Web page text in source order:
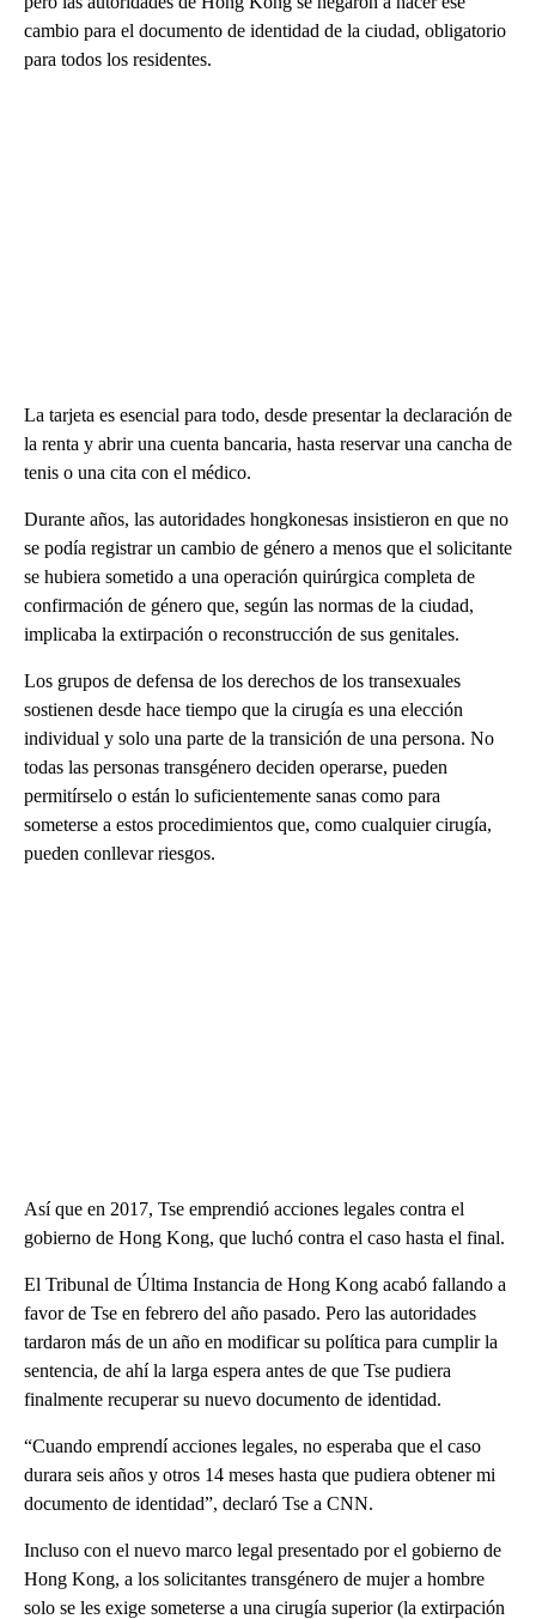
cambio para el documento de identidad de la ciudad, obligatorio
para todos los residentes.
La tarjeta es esencial para todo, desde presentar la declaración de
la renta y abrir una cuenta bancaria, hasta reservar una cancha de
tenis o una cita con el médico.
Durante años, las autoridades hongkonesas insistieron en que no
se podía registrar un cambio de género a menos que el solicitante
se hubiera sometido a una operación quirúrgica completa de
confirmación de género que, según las normas de la ciudad,
implicaba la extirpación o reconstrucción de sus genitales.
Los grupos de defensa de los derechos de los transexuales
sostienen desde hace tiempo que la cirugía es una elección
individual y solo una parte de la transición de una persona. No
todas las personas transgénero deciden operarse, pueden
permitírselo o están lo suficientemente sanas como para
someterse a estos procedimientos que, como cualquier cirugía,
pueden conllevar riesgos.
Así que en 2017, Tse emprendió acciones legales contra el
gobierno de Hong Kong, que luchó contra el caso hasta el final.
El Tribunal de Última Instancia de Hong Kong acabó fallando a
favor de Tse en febrero del año pasado. Pero las autoridades
tardaron más de un año en modificar su política para cumplir la
sentencia, de ahí la larga espera antes de que Tse pudiera
finalmente recuperar su nuevo documento de identidad.
“Cuando emprendí acciones legales, no esperaba que el caso
durara seis años y otros 14 meses hasta que pudiera obtener mi
documento de identidad”, declaró Tse a CNN.
Incluso con el nuevo marco legal presentado por el gobierno de
Hong Kong, a los solicitantes transgénero de mujer a hombre
solo se les exige someterse a una cirugía superior (la extirpación